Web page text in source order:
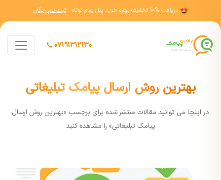
دریافت 10% تخفیف بهاره خرید پنل پیام کوتاه ثبت نام رایگان
07191312130
بهترین روش ارسال پیامک تبلیغاتی
در اينجا مي توانيد مقالات منتشر شده برای برچسب «بهترین روش ارسال
پیامک تبلیغاتی» را مشاهده کنيد